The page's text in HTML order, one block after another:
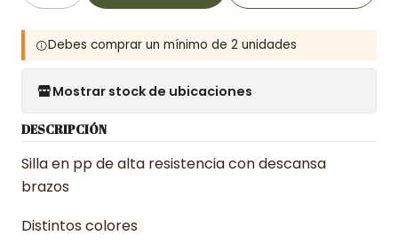
Debes comprar un mínimo de 2 unidades
Mostrar stock de ubicaciones
DESCRIPCIÓN
Silla en pp de alta resistencia con descansa
brazos
Distintos colores